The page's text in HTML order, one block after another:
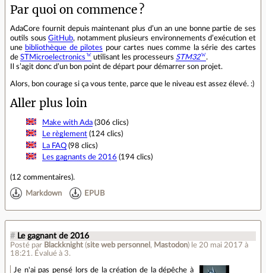
Par quoi on commence ?
AdaCore fournit depuis maintenant plus d’un an une bonne partie de ses
outils sousGitHub, notamment plusieurs environnements d’exécution et
une bibliothèque de pilotes pour cartes nues comme la série des cartes
de STMicroelectronics utilisant les processeurs STM32
.
Il s’agit donc d’un bon point de départ pour démarrer son projet.
Alors, bon courage si ça vous tente, parce que le niveau est assez élevé. :)
Aller plus loin
Make with Ada(306 clics)
Le règlement(124 clics)
La FAQ(98 clics)
Les gagnants de 2016 (194 clics)
(12 commentaires).
Markdown EPUB
# Le gagnant de 2016
Posté par Blackknight (site web personnel , Mastodon) le 20 mai 2017 à
18:21 . Évalué à 3.
Je n'ai pas pensé lors de la création de la dépêche à